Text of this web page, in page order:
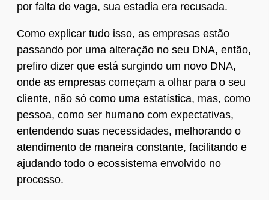
por falta de vaga, sua estadia era recusada.
Como explicar tudo isso, as empresas estão
passando por uma alteração no seu DNA, então,
prefiro dizer que está surgindo um novo DNA,
onde as empresas começam a olhar para o seu
cliente, não só como uma estatística, mas, como
pessoa, como ser humano com expectativas,
entendendo suas necessidades, melhorando o
atendimento de maneira constante, facilitando e
ajudando todo o ecossistema envolvido no
processo.